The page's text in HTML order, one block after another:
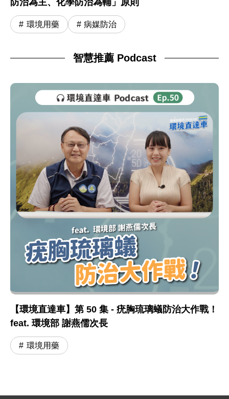
防治為主、化學防治為輔」原則
環境用藥 病媒防治
智慧推薦 Podcast
【環境直達車】第 50 集 - 疣胸琉璃蟻防治大作戰！
feat. 環境部 謝燕儒次長
環境用藥